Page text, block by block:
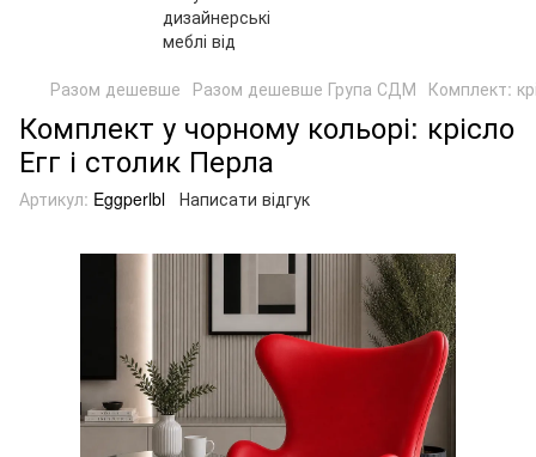
Разом дешевше Разом дешевше Група СДМ Комплект:
Комплект у чорному кольорі: крісло
Егг і столик Перла
Артикул: Eggperlbl Написати відгук